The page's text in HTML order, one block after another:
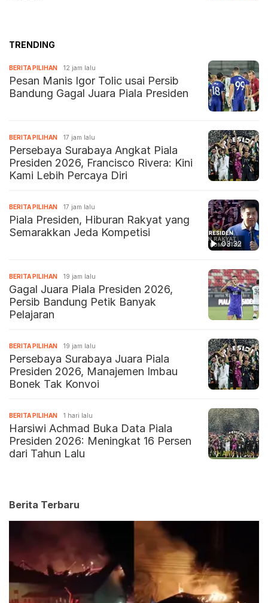
TRENDING
BERITA PILIHAN 12 jam lalu
Pesan Manis Igor Tolic usai Persib
Bandung Gagal Juara Piala Presiden
BERITA PILIHAN 17 jam lalu
Persebaya Surabaya Angkat Piala
Presiden 2026, Francisco Rivera: Kini
Kami Lebih Percaya Diri
03:32
BERITA PILIHAN 17 jam lalu
Piala Presiden, Hiburan Rakyat yang
Semarakkan Jeda Kompetisi
BERITA PILIHAN 19 jam lalu
Gagal Juara Piala Presiden 2026,
Persib Bandung Petik Banyak
Pelajaran
BERITA PILIHAN 19 jam lalu
Persebaya Surabaya Juara Piala
Presiden 2026, Manajemen Imbau
Bonek Tak Konvoi
BERITA PILIHAN 1 hari lalu
Harsiwi Achmad Buka Data Piala
Presiden 2026: Meningkat 16 Persen
dari Tahun Lalu
Berita Terbaru